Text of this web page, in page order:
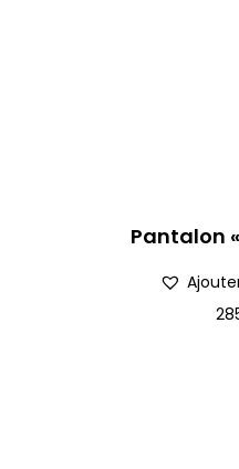
Pantalon